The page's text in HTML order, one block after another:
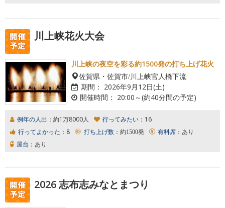
川上峡花火大会
川上峡の夜空を彩る約1500発の打ち上げ花火
佐賀県・佐賀市/川上峡官人橋下流
期間： 2026年9月12日(土)
開催時間： 20:00～(約40分間の予定)
例年の人出： 約1万8000人 行ってみたい： 16
行ってよかった： 8 打ち上げ数： 約1500発 有料席： あり
屋台： あり
2026 志布志みなとまつり